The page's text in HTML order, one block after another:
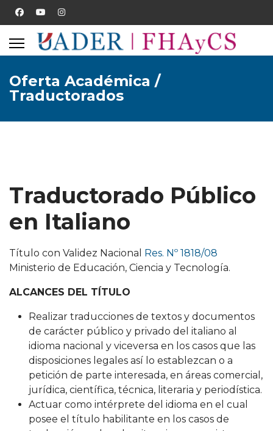
Oferta Académica /
Traductorados
Traductorado Público
en Italiano
Título con Validez Nacional Res. Nº 1818/08
Ministerio de Educación, Ciencia y Tecnología.
ALCANCES DEL TÍTULO
Realizar traducciones de textos y documentos
de carácter público y privado del italiano al
idioma nacional y viceversa en los casos que las
disposiciones legales así lo establezcan o a
petición de parte interesada, en áreas comercial,
jurídica, científica, técnica, literaria y periodística.
Actuar como intérprete del idioma en el cual
posee el título habilitante en los casos de